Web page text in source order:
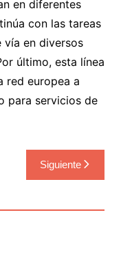
en diferentes
con las tareas
en diversos
último, esta línea
red europea a
para servicios de
Siguiente